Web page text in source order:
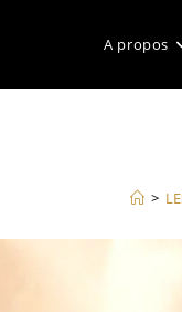
A propos
>